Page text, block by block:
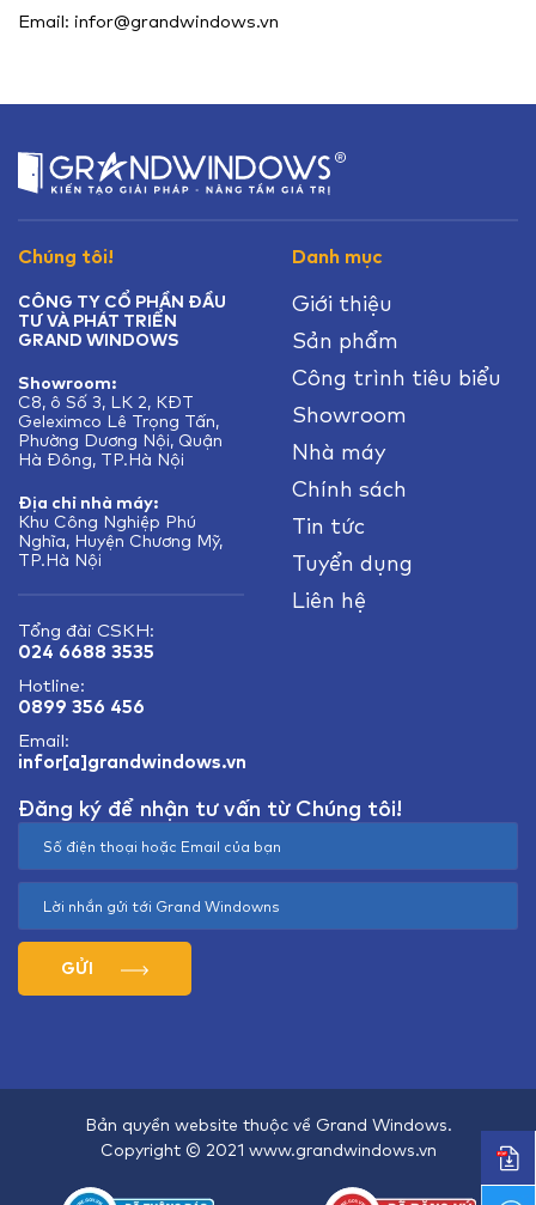
Email: infor@grandwindows.vn
Chúng tôi!
CÔNG TY CỔ PHẦN ĐẦU
TƯ VÀ PHÁT TRIỂN
GRAND WINDOWS
Showroom:
C8, ô Số 3, LK 2, KĐT
Geleximco Lê Trọng Tấn,
Phường Dương Nội, Quận
Hà Đông, TP.Hà Nội
Địa chỉ nhà máy:
Khu Công Nghiệp Phú
Nghĩa, Huyện Chương Mỹ,
TP.Hà Nội
Tổng đài CSKH:
024 6688 3535
Hotline:
0899 356 456
Email:
infor[a]grandwindows.vn
Danh mục
Giới thiệu
Sản phẩm
Công trình tiêu biểu
Showroom
Nhà máy
Chính sách
Tin tức
Tuyển dụng
Liên hệ
Đăng ký để nhận tư vấn từ Chúng tôi!
GỬI
Bản quyền website thuộc về Grand Windows.
Copyright © 2021 www.grandwindows.vn